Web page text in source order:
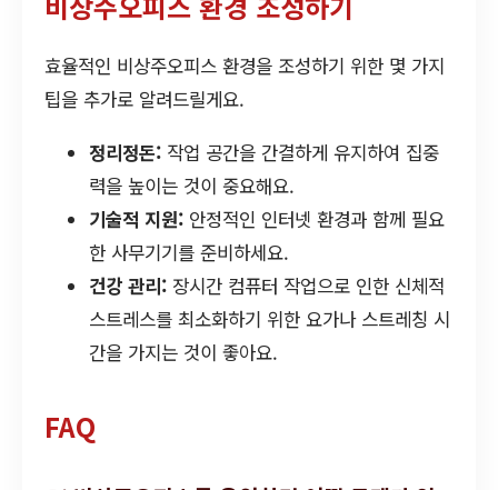
효율적인 비상주오피스 환경을 조성하기 위한 몇 가지
팁을 추가로 알려드릴게요.
정리정돈: 작업 공간을 간결하게 유지하여 집중
력을 높이는 것이 중요해요.
기술적 지원: 안정적인 인터넷 환경과 함께 필요
한 사무기기를 준비하세요.
건강 관리: 장시간 컴퓨터 작업으로 인한 신체적
스트레스를 최소화하기 위한 요가나 스트레칭 시
간을 가지는 것이 좋아요.
FAQ